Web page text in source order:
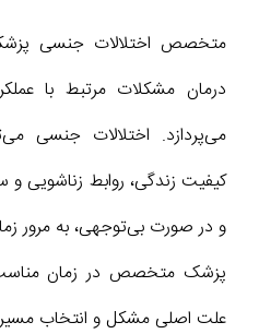
متخصص اختلالات جنسی
درمان مشکلات مرتبط با
می‌پردازد. اختلالات جنسی
کیفیت زندگی، روابط زناشویی و
و در صورت بی‌توجهی، به مرور
پزشک متخصص در زمان
علت اصلی مشکل و انتخاب